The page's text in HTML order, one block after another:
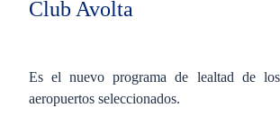
Club Avolta
Es el nuevo programa de lealtad de los
aeropuertos seleccionados.